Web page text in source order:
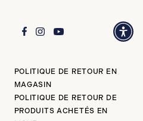
POLITIQUE DE RETOUR EN
MAGASIN
POLITIQUE DE RETOUR DE
PRODUITS ACHETÉS EN